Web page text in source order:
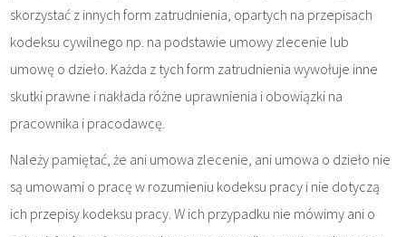
skorzystać z innych form zatrudnienia, opartych na przepisach
kodeksu cywilnego np. na podstawie umowy zlecenie lub
umowę o dzieło. Każda z tych form zatrudnienia wywołuje inne
skutki prawne i nakłada różne uprawnienia i obowiązki na
pracownika i pracodawcę.
Należy pamiętać, że ani umowa zlecenie, ani umowa o dzieło nie
są umowami o pracę w rozumieniu kodeksu pracy i nie dotyczą
ich przepisy kodeksu pracy. W ich przypadku nie mówimy ani o